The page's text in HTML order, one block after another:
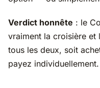
Verdict honnête : le
vraiment la croisière
tous les deux, soit
payez individuellement.